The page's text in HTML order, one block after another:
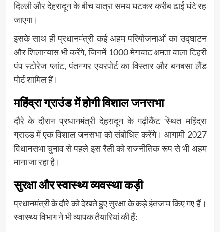
दिल्ली और देहरादून के बीच यात्रा समय घटकर करीब ढाई घंटे रह
जाएगा।
इसके साथ ही प्रधानमंत्री कई अहम परियोजनाओं का उद्घाटन
और शिलान्यास भी करेंगे, जिनमें 1000 मेगावाट क्षमता वाला टिहरी
पंप स्टोरेज प्लांट, पंतनगर एयरपोर्ट का विस्तार और बनबसा लैंड
पोर्ट शामिल हैं।
महिंद्रा ग्राउंड में होगी विशाल जनसभा
दौरे के दौरान प्रधानमंत्री देहरादून के गढ़ीकैंट स्थित महिंद्रा
ग्राउंड में एक विशाल जनसभा को संबोधित करेंगे। आगामी 2027
विधानसभा चुनाव से पहले इस रैली को राजनीतिक रूप से भी अहम
माना जा रहा है।
सुरक्षा और स्वास्थ्य व्यवस्था कड़ी
प्रधानमंत्री के दौरे को देखते हुए सुरक्षा के कड़े इंतजाम किए गए हैं।
स्वास्थ्य विभाग ने भी व्यापक तैयारियां की हैं: